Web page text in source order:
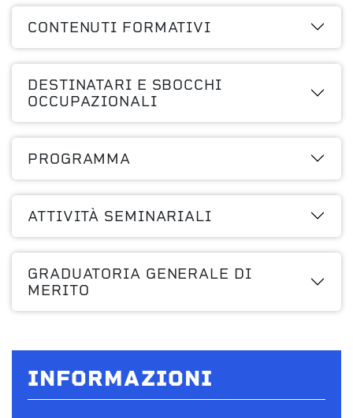
CONTENUTI FORMATIVI
DESTINATARI E SBOCCHI
OCCUPAZIONALI
PROGRAMMA
ATTIVITÀ SEMINARIALI
GRADUATORIA GENERALE DI
MERITO
INFORMAZIONI